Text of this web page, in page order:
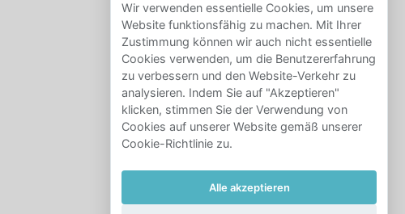
Wir verwenden essentielle Cookies, um unsere
Website funktionsfähig zu machen. Mit Ihrer
Zustimmung können wir auch nicht essentielle
Cookies verwenden, um die Benutzererfahrung
zu verbessern und den Website-Verkehr zu
analysieren. Indem Sie auf "Akzeptieren"
klicken, stimmen Sie der Verwendung von
Cookies auf unserer Website gemäß unserer
Cookie-Richtlinie zu.
Alle akzeptieren